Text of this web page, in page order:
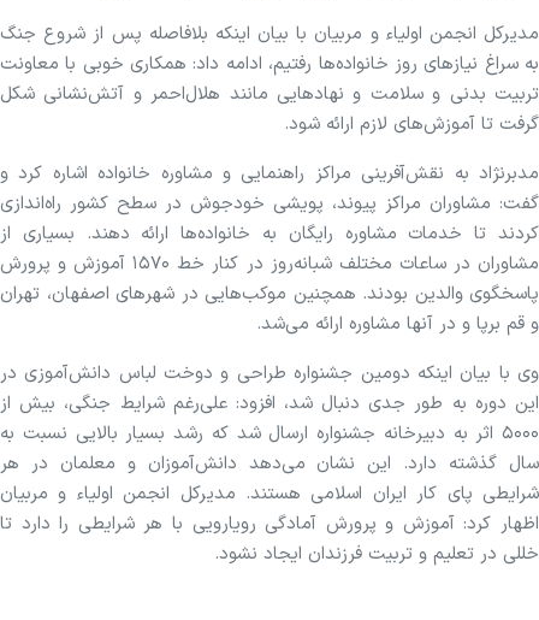
مدیرکل انجمن اولیاء و مربیان با بیان اینکه بلافاصله پس از شروع جنگ
به سراغ نیاز‌های روز خانواده‌ها رفتیم، ادامه داد: همکاری خوبی با معاونت
تربیت بدنی و سلامت و نهاد‌هایی مانند هلال‌احمر و آتش‌نشانی شکل
گرفت تا آموزش‌های لازم ارائه شود.
مدبرنژاد به نقش‌آفرینی مراکز راهنمایی و مشاوره خانواده اشاره کرد و
گفت: مشاوران مراکز پیوند، پویشی خودجوش در سطح کشور راه‌اندازی
کردند تا خدمات مشاوره رایگان به خانواده‌ها ارائه دهند. بسیاری از
مشاوران در ساعات مختلف شبانه‌روز در کنار خط ۱۵۷۰ آموزش و پرورش
پاسخگوی والدین بودند. همچنین موکب‌هایی در شهر‌های اصفهان، تهران
و قم برپا و در آنها مشاوره ارائه می‌شد.
وی با بیان اینکه دومین جشنواره طراحی و دوخت لباس دانش‌آموزی در
این دوره به طور جدی دنبال شد، افزود: علی‌رغم شرایط جنگی، بیش از
۵۰۰۰ اثر به دبیرخانه جشنواره ارسال شد که رشد بسیار بالایی نسبت به
سال گذشته دارد. این نشان می‌دهد دانش‌آموزان و معلمان در هر
شرایطی پای کار ایران اسلامی هستند. مدیرکل انجمن اولیاء و مربیان
اظهار کرد: آموزش و پرورش آمادگی رویارویی با هر شرایطی را دارد تا
خللی در تعلیم و تربیت فرزندان ایجاد نشود.